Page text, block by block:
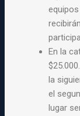
En la
la
el
lugar